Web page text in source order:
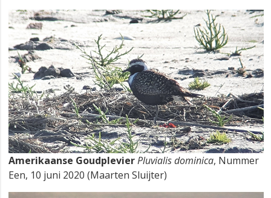
Amerikaanse GoudplevierPluvialis dominica, Nummer
Een, 10 juni 2020 (Maarten Sluijter)